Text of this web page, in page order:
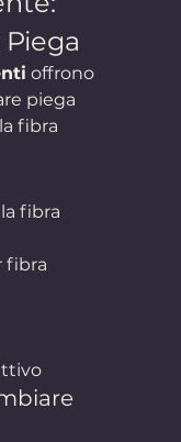
offrono
piega
fibra
fibra
fibra